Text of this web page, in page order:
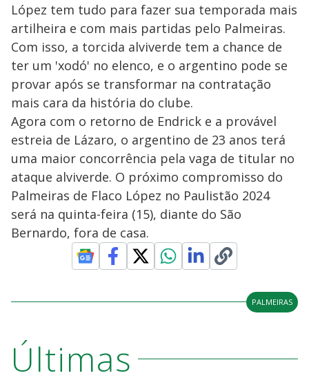
López tem tudo para fazer sua temporada mais
artilheira e com mais partidas pelo Palmeiras.
Com isso, a torcida alviverde tem a chance de
ter um 'xodó' no elenco, e o argentino pode se
provar após se transformar na contratação
mais cara da história do clube.
Agora com o retorno de Endrick e a provável
estreia de Lázaro, o argentino de 23 anos terá
uma maior concorrência pela vaga de titular no
ataque alviverde. O próximo compromisso do
Palmeiras de Flaco López no Paulistão 2024
será na quinta-feira (15), diante do São
Bernardo, fora de casa.
PALMEIRAS
Últimas